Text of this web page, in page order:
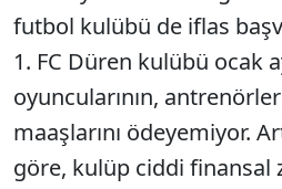
futbol kulübü de iflas
1. FC Düren kulübü ocak
oyuncularının,
maaşlarını ödeyemiyor.
göre, kulüp ciddi finansal